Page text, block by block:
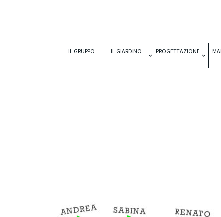
IL GRUPPO IL GIARDINO PROGETTAZIONE